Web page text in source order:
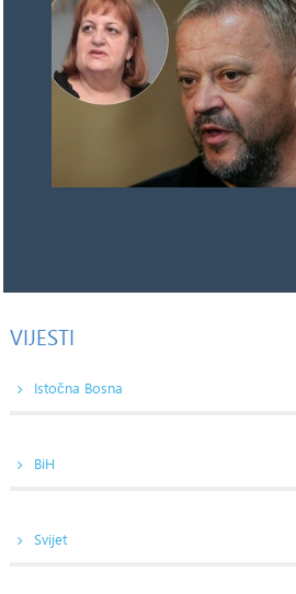
VIJESTI
Istočna Bosna
BiH
Svijet